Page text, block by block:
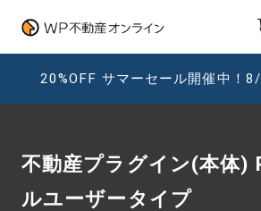
20%OFF サマーセール開催中！
不動産プラグイン(本体)
ルユーザータイプ